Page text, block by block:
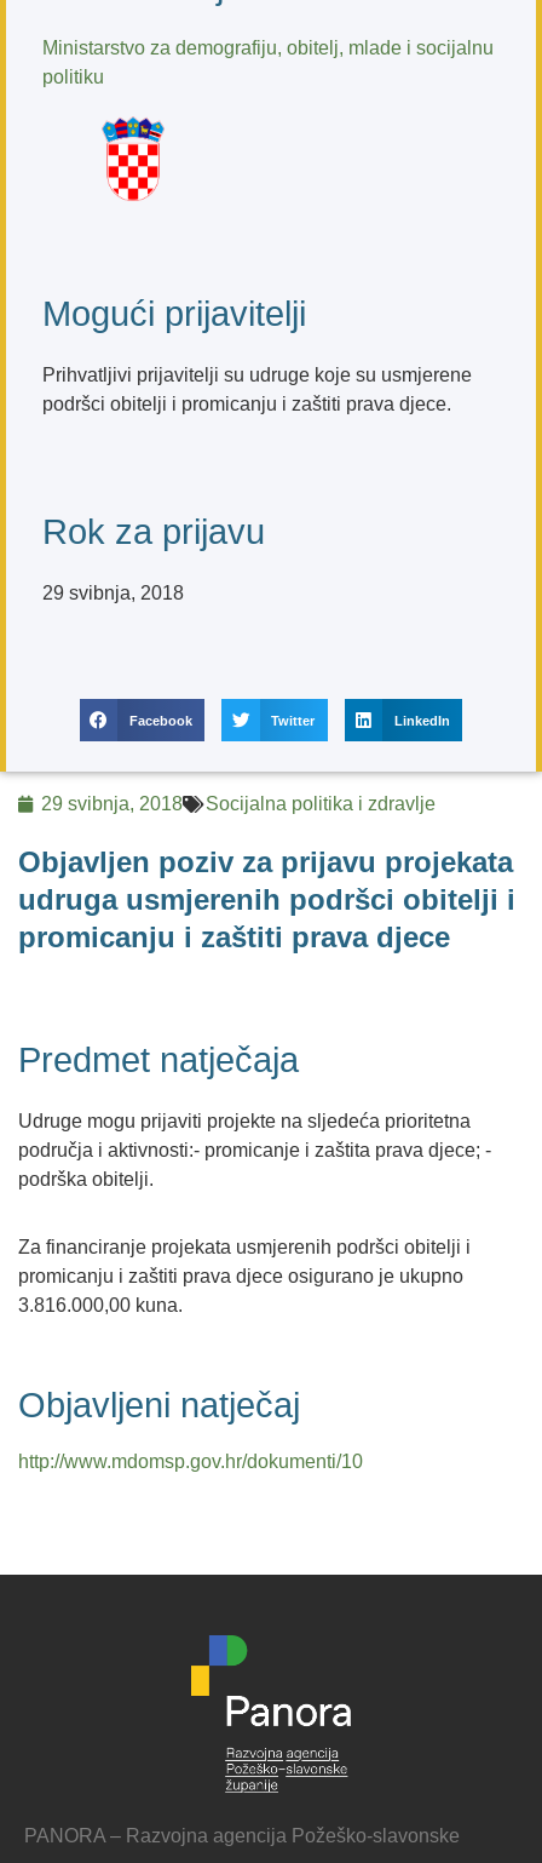
Ministarstvo za demografiju, obitelj, mlade i socijalnu
politiku
Mogući prijavitelji
Prihvatljivi prijavitelji su udruge koje su usmjerene
podršci obitelji i promicanju i zaštiti prava djece.
Rok za prijavu
29 svibnja, 2018
Facebook Twitter LinkedIn
29 svibnja, 2018 Socijalna politika i zdravlje
Objavljen poziv za prijavu projekata
udruga usmjerenih podršci obitelji i
promicanju i zaštiti prava djece
Predmet natječaja
Udruge mogu prijaviti projekte na sljedeća prioritetna
područja i aktivnosti:- promicanje i zaštita prava djece; -
podrška obitelji.
Za financiranje projekata usmjerenih podršci obitelji i
promicanju i zaštiti prava djece osigurano je ukupno
3.816.000,00 kuna.
Objavljeni natječaj
http://www.mdomsp.gov.hr/dokumenti/10
PANORA – Razvojna agencija Požeško-slavonske